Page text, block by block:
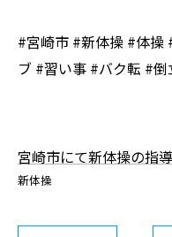
#宮崎市 #新体操 #体操
ブ #習い事 #バク転 #
宮崎市にて新体操の指
新体操